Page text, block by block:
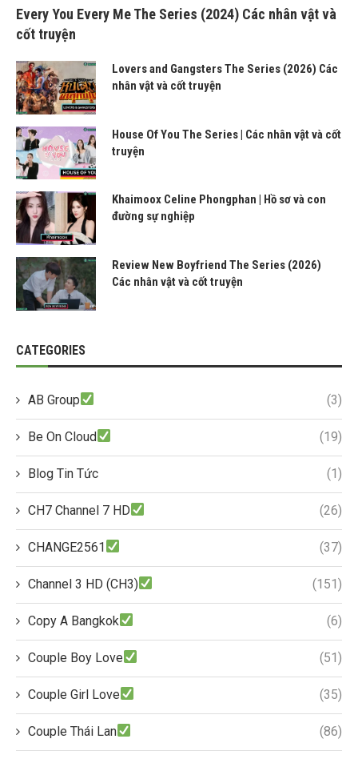
Every You Every Me The Series (2024) Các nhân vật và
cốt truyện
Lovers and Gangsters The Series (2026) Các
nhân vật và cốt truyện
House Of You The Series | Các nhân vật và cốt
truyện
Khaimoox Celine Phongphan | Hồ sơ và con
đường sự nghiệp
Review New Boyfriend The Series (2026)
Các nhân vật và cốt truyện
CATEGORIES
AB Group (3)
Be On Cloud (19)
Blog Tin Tức (1)
CH7 Channel 7 HD (26)
CHANGE2561 (37)
Channel 3 HD (CH3) (151)
Copy A Bangkok (6)
Couple Boy Love (51)
Couple Girl Love (35)
Couple Thái Lan (86)